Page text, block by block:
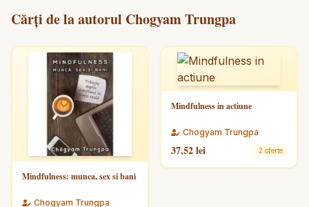
Cărți de la autorul Chogyam Trungpa
Mindfulness: munca, sex si bani
Chogyam Trungpa
Mindfulness in actiune
Chogyam Trungpa
37,52 lei 2 oferte